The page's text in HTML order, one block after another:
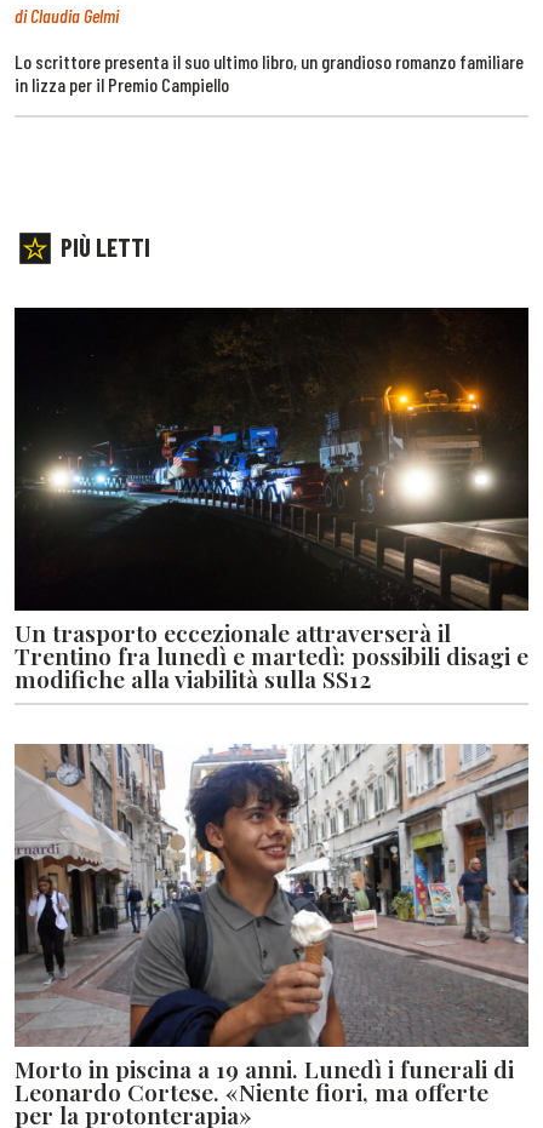
di Claudia Gelmi
Lo scrittore presenta il suo ultimo libro, un grandioso romanzo familiare
in lizza per il Premio Campiello
PIÙ LETTI
Un trasporto eccezionale attraverserà il
Trentino fra lunedì e martedì: possibili disagi e
modifiche alla viabilità sulla SS12
Morto in piscina a 19 anni. Lunedì i funerali di
Leonardo Cortese. «Niente fiori, ma offerte
per la protonterapia»